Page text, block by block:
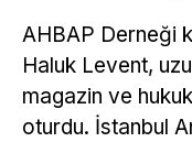
AHBAP Derneği
Haluk Levent,
magazin ve
oturdu. İstanbul